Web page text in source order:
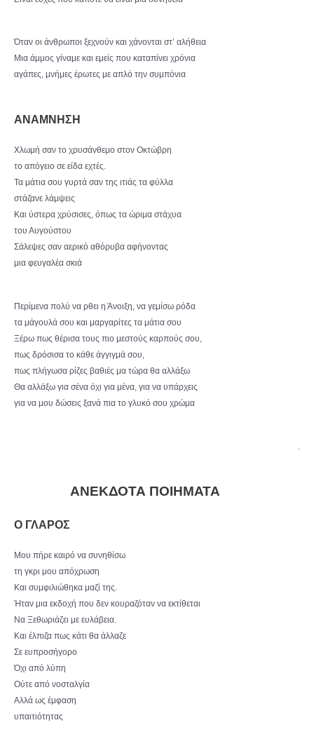
Όταν οι άνθρωποι ξεχνούν και χάνονται στ’ αλήθεια
Μια άμμος γίναμε και εμείς που καταπίνει χρόνια
αγάπες, μνήμες έρωτες με απλό την συμπόνια
ΑΝΑΜΝΗΣΗ
Χλωμή σαν το χρυσάνθεμο στον Οκτώβρη
το απόγειο σε είδα εχτές.
Τα μάτια σου γυρτά σαν της ιτιάς τα φύλλα
στάζανε λάμψεις
Και ύστερα χρύσισες, όπως τα ώριμα στάχυα
του Αυγούστου
Σάλεψες σαν αερικό αθόρυβα αφήνοντας
μια φευγαλέα σκιά
Περίμενα πολύ να ρθει η Άνοιξη, να γεμίσω ρόδα
τα μάγουλά σου και μαργαρίτες τα μάτια σου
Ξέρω πως θέρισα τους πιο μεστούς καρπούς σου,
πως δρόσισα το κάθε άγγιγμά σου,
πως πλήγωσα ρίζες βαθιές μα τώρα θα αλλάξω
Θα αλλάξω για σένα όχι για μένα, για να υπάρχεις
για να μου δώσεις ξανά πια το γλυκό σου χρώμα
ΑΝΕΚΔΟΤΑ ΠΟΙΗΜΑΤΑ
Ο ΓΛΑΡΟΣ
Μου πήρε καιρό να συνηθίσω
τη γκρι μου απόχρωση
Και συμφιλιώθηκα μαζί της.
Ήταν μια εκδοχή που δεν κουραζόταν να εκτίθεται
Να Ξεθωριάζει με ευλάβεια.
Και έλπιζα πως κάτι θα άλλαζε
Σε ευπροσήγορο
Όχι από λύπη
Ούτε από νοσταλγία
Αλλά ως έμφαση
υπαιτιότητας